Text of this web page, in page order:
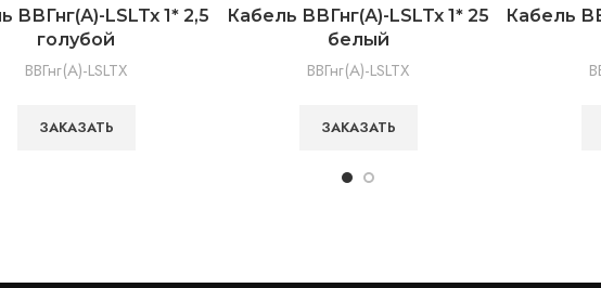
ВВГнг(А)-LSLTx 1* 2,5
голубой
ВВГнг(А)-LSLTX
ЗАКАЗАТЬ
Кабель ВВГнг(А)-LSLTx 1* 25
белый
ВВГнг(А)-LSLTX
ЗАКАЗАТЬ
Кабель